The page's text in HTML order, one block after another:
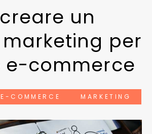
creare un
marketing per
e-commerce
E-COMMERCE MARKETING